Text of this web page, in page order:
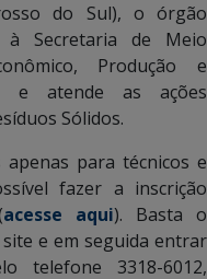
do Sul), o órgão
à Secretaria de Meio
Produção e
e atende as ações
Sólidos.
apenas para técnicos e
fazer a inscrição
acesse aqui). Basta o
e em seguida entrar
telefone 3318-6012,